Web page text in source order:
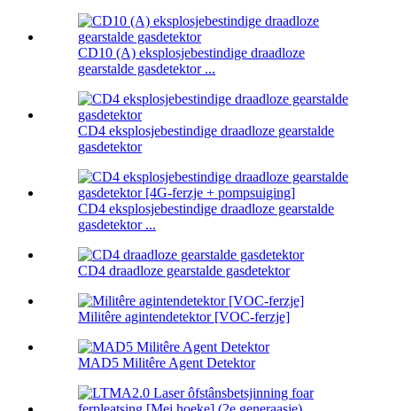
CD10 (A) eksplosjebestindige draadloze
gearstalde gasdetektor ...
CD4 eksplosjebestindige draadloze gearstalde
gasdetektor
CD4 eksplosjebestindige draadloze gearstalde
gasdetektor ...
CD4 draadloze gearstalde gasdetektor
Militêre agintendetektor [VOC-ferzje]
MAD5 Militêre Agent Detektor